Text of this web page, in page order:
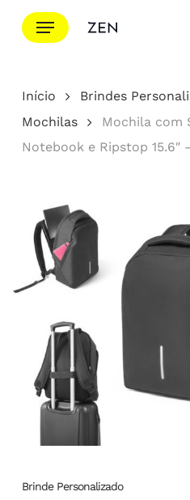
para
principal
Menu
Cotação
Início Brindes
Mochilas
Mochila com
Notebook e Ripstop 15.6″
Brinde Personalizado